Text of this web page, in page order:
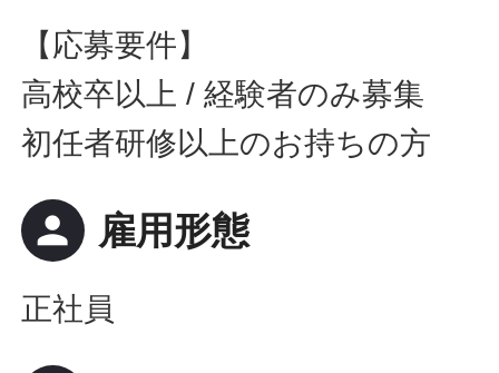
【応募要件】
高校卒以上 / 経験者のみ募集
初任者研修以上のお持ちの方
person 雇用形態
正社員